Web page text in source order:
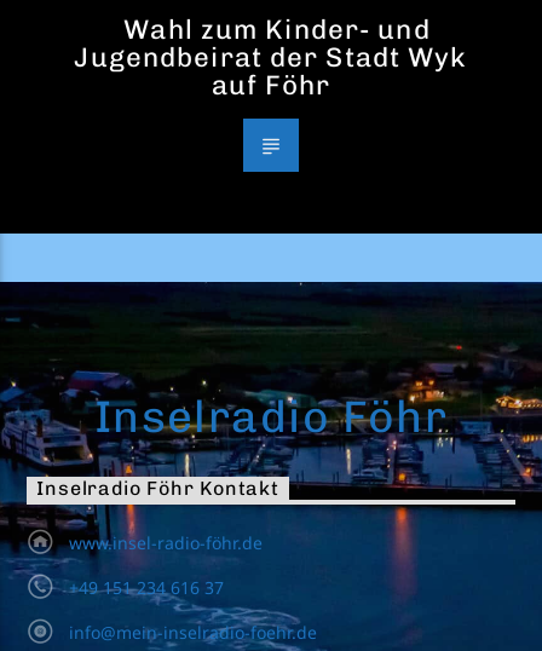
Wahl zum Kinder- und
Jugendbeirat der Stadt Wyk
auf Föhr
Inselradio Föhr
Inselradio Föhr Kontakt
www.insel-radio-föhr.de
+49 151 234 616 37
info@mein-inselradio-foehr.de